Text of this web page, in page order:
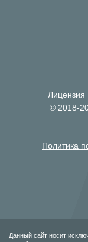
© 2018-
Политика
Данный сайт носит